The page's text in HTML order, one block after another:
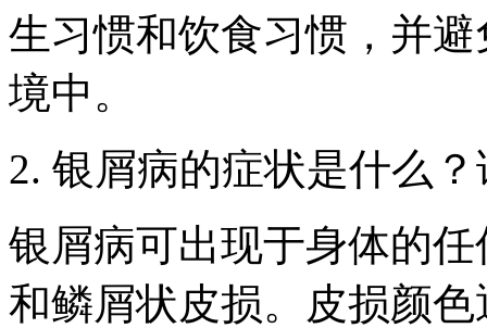
生习惯和饮食习惯，并
境中。
2. 银屑病的症状是什么
银屑病可出现于身体的
和鳞屑状皮损。皮损颜